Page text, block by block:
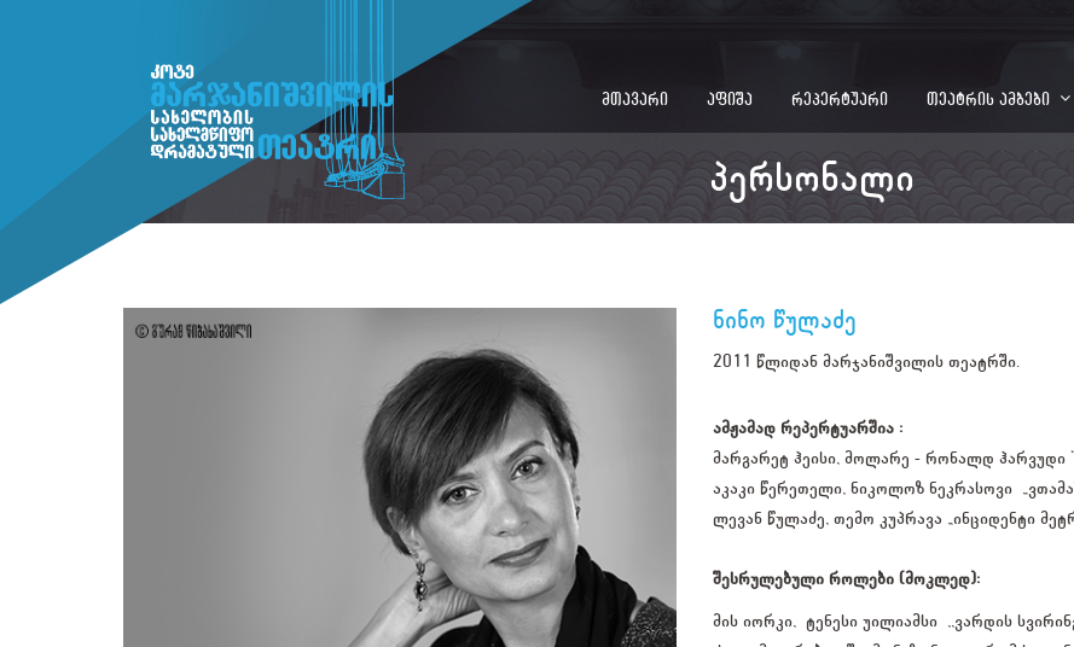
მთავარი აფიშა რეპერტუარი თეატრის ამბები
პერსონალი
ნინო წულაძე
2011 წლიდან მარჯანიშვილის თეატრში.
ამჟამად რეპერტუარშია :
მარგარეტ ჰეისი, მოლარე - რონალდ ჰარვუდი
აკაკი წერეთელი, ნიკოლოზ ნეკრასოვი
ლევან წულაძე, თემო კუპრავა „ინციდენტი
შესრულებული როლები (მოკლედ):
მის იორკი, ტენესი უილიამსი ,,ვარდის